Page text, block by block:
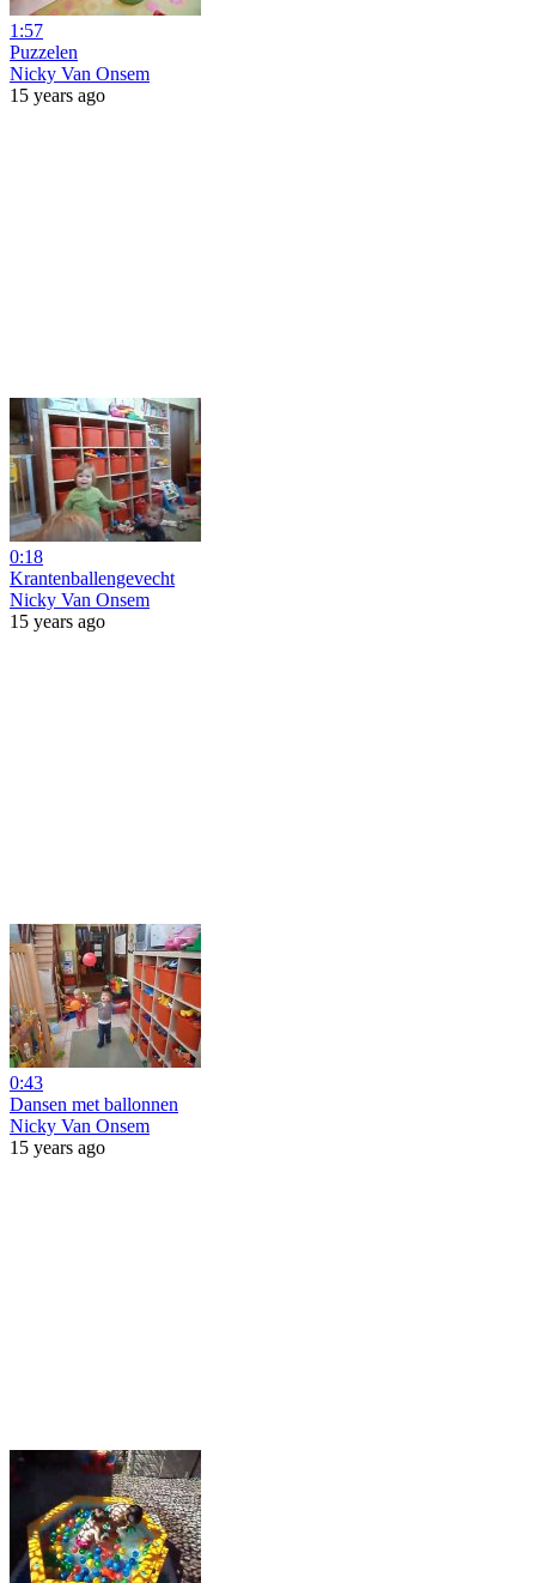
1:57
Puzzelen
Nicky Van Onsem
15 years ago
0:18
Krantenballengevecht
Nicky Van Onsem
15 years ago
0:43
Dansen met ballonnen
Nicky Van Onsem
15 years ago